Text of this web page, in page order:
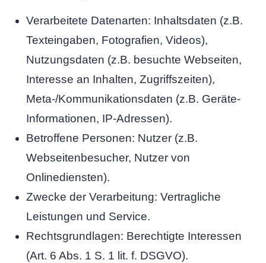
Verarbeitete Datenarten: Inhaltsdaten (z.B.
Texteingaben, Fotografien, Videos),
Nutzungsdaten (z.B. besuchte Webseiten,
Interesse an Inhalten, Zugriffszeiten),
Meta-/Kommunikationsdaten (z.B. Geräte-
Informationen, IP-Adressen).
Betroffene Personen: Nutzer (z.B.
Webseitenbesucher, Nutzer von
Onlinediensten).
Zwecke der Verarbeitung: Vertragliche
Leistungen und Service.
Rechtsgrundlagen: Berechtigte Interessen
(Art. 6 Abs. 1 S. 1 lit. f. DSGVO).